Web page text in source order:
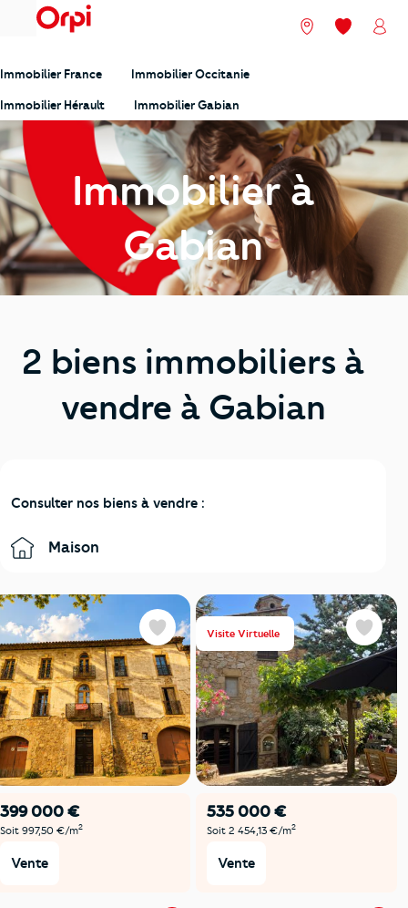
menu Nos agences
Mes
Immobilier France Immobilier Occitanie
Immobilier Hérault Immobilier Gabian
Immobilier à
Gabian
2 biens immobiliers à
vendre à Gabian
Consulter nos biens à vendre :
Maison
399 000 €
Soit 997,50 €/m2
Vente
Favoris Visite Virtuelle
535 000 €
Soit 2 454,13 €/m2
Vente
Favoris